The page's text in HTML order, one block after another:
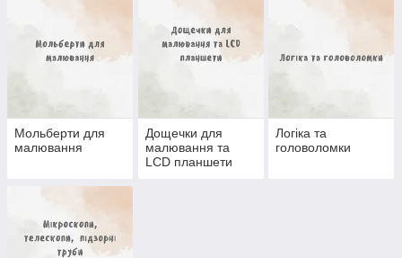
Мольберти для
малювання
Дощечки для
малювання та
LCD планшети
Логіка та
головоломки